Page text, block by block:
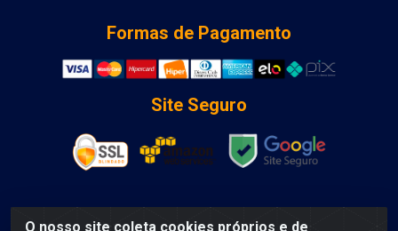
O nosso site coleta cookies próprios e de
Formas de Pagamento
Site Seguro